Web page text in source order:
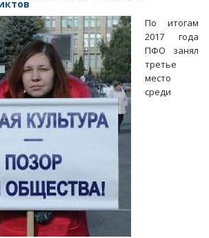
По итогам
2017 года
ПФО занял
третье
место
среди